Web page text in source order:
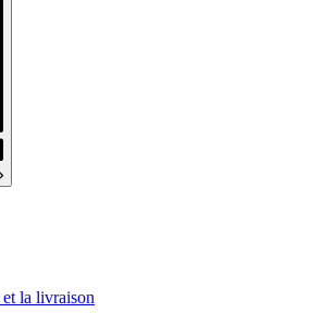
la livraison